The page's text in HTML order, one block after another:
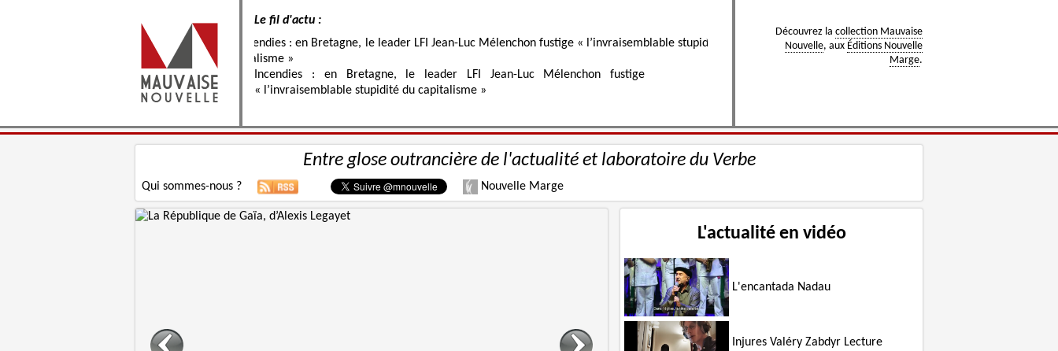
Le fil d'actu :
Incendies : en Bretagne, le leader LFI Jean-Luc Mélenchon fustige
« l’invraisemblable stupidité du capitalisme »
Découvrez la collection Mauvaise
Nouvelle, aux Éditions Nouvelle
Marge.
Entre glose outrancière de l'actualité et laboratoire du Verbe
Qui sommes-nous ? Nouvelle Marge
L'actualité en vidéo
L'encantada Nadau
Injures Valéry Zabdyr Lecture